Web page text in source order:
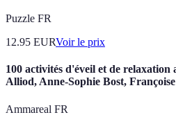
Puzzle FR
12.95 EURVoir le prix
100 activités d'éveil et de
Alliod, Anne-Sophie Bost,
Ammareal FR